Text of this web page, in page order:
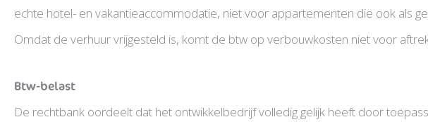
echte hotel- en vakantieaccommodatie, niet voor appartementen die ook als
Omdat de verhuur vrijgesteld is, komt de btw op verbouwkosten niet voor
Btw-belast
De rechtbank oordeelt dat het ontwikkelbedrijf volledig gelijk heeft door